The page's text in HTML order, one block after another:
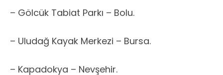
– Gölcük Tabiat Parkı – Bolu.
– Uludağ Kayak Merkezi – Bursa.
– Kapadokya – Nevşehir.